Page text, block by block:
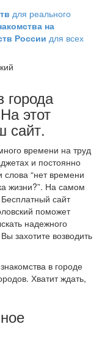
для реального
на
России для всех
города
этот
сайт.
времени на труд
и постоянно
“нет времени
жизни?”. На самом
сайт
поможет
надежного
захотите возводить
в городе
Хватит ждать,